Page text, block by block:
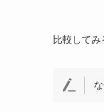
比較して